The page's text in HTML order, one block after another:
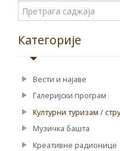
Категорије
Вести и најаве
Галеријски програм
Културни туризам /
Музичка башта
Креативне радионице